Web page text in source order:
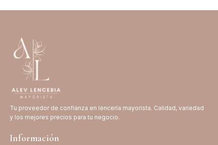
Tu proveedor de confianza en lencería mayorista. Calidad, variedad
y los mejores precios para tu negocio.
Información